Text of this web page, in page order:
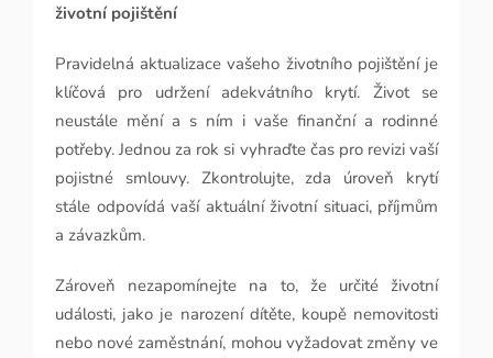
životní pojištění
Pravidelná aktualizace vašeho životního pojištění je
klíčová pro udržení adekvátního krytí. Život se
neustále mění a s ním i vaše finanční a rodinné
potřeby. Jednou za rok si vyhraďte čas pro revizi vaší
pojistné smlouvy. Zkontrolujte, zda úroveň krytí
stále odpovídá vaší aktuální životní situaci, příjmům
a závazkům.
Zároveň nezapomínejte na to, že určité životní
události, jako je narození dítěte, koupě nemovitosti
nebo nové zaměstnání, mohou vyžadovat změny ve